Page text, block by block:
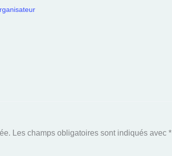
Les champs obligatoires sont indiqués avec *